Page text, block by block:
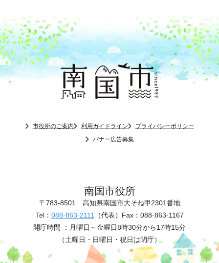
市役所のご案内 利用ガイドライン
プライバシーポリシー
バナー広告募集
南国市役所
〒783-8501 高知県南国市大そね甲2301番地
Tel： 088-863-2111 （代表） Fax：088-863-1167
開庁時間 ： 月曜日～金曜日8時30分から17時15分
（土曜日・日曜日・祝日は閉庁）